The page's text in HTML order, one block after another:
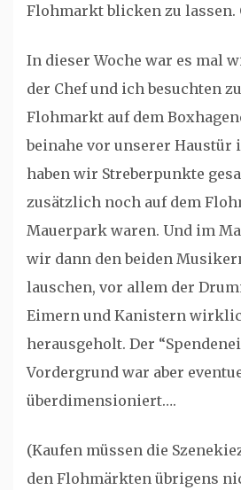
Flohmarkt blicken zu lassen.
In dieser Woche war es mal
der Chef und ich besuchten
Flohmarkt auf dem
beinahe vor unserer Haustür
haben wir Streberpunkte
zusätzlich noch auf dem
Mauerpark waren. Und im
wir dann den beiden
lauschen, vor allem der
Eimern und Kanistern
herausgeholt. Der
Vordergrund war aber
überdimensioniert….
(Kaufen müssen die
den Flohmärkten übrigens